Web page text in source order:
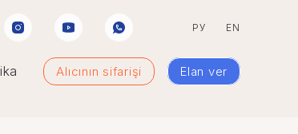
РУ EN
Alıcının sifarişi Elan ver